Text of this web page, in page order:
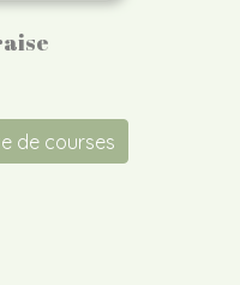
de courses